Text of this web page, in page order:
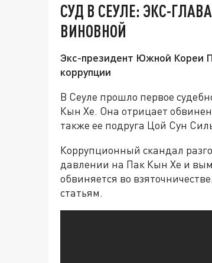
СУД В СЕУЛЕ: ЭКС-
ВИНОВНОЙ
Экс-президент Южной Кореи
коррупции
В Сеуле прошло первое
Кын Хе. Она отрицает
также ее подруга Цой Сун
Коррупционный скандал
давлении на Пак Кын Хе и
обвиняется во
статьям.